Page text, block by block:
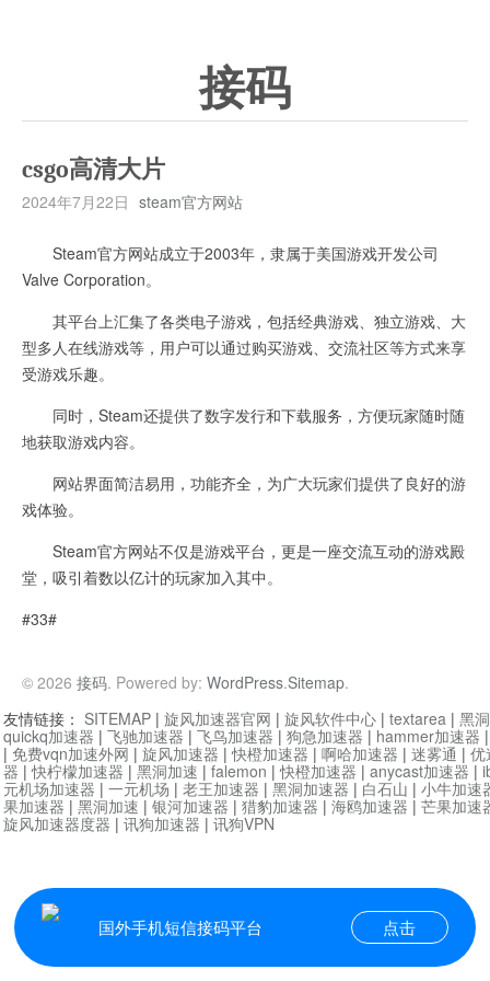
接码
csgo高清大片
2024年7月22日 steam官方网站
Steam官方网站成立于2003年，隶属于美国游戏开发公司
Valve Corporation。
其平台上汇集了各类电子游戏，包括经典游戏、独立游戏、大
型多人在线游戏等，用户可以通过购买游戏、交流社区等方式来享
受游戏乐趣。
同时，Steam还提供了数字发行和下载服务，方便玩家随时随
地获取游戏内容。
网站界面简洁易用，功能齐全，为广大玩家们提供了良好的游
戏体验。
Steam官方网站不仅是游戏平台，更是一座交流互动的游戏殿
堂，吸引着数以亿计的玩家加入其中。
#33#
© 2026 接码. Powered by: WordPress.Sitemap.
国外手机短信接码平台 点击
友情链接： SITEMAP | 旋风加速器官网 | 旋风软件中心 | textarea | 黑
quickq加速器 | 飞驰加速器 | 飞鸟加速器 | 狗急加速器 | hammer加速器
| 免费vqn加速外网 | 旋风加速器 |快橙加速器 | 啊哈加速器 | 迷雾通 | 优
器 |快柠檬加速器 | 黑洞加速 | falemon |快橙加速器 | anycast加速器 |
元机场加速器 | 一元机场 | 老王加速器 | 黑洞加速器 | 白石山 | 小牛加速
果加速器 | 黑洞加速 | 银河加速器 | 猎豹加速器 | 海鸥加速器 | 芒果加速
旋风加速器度器 | 讯狗加速器 | 讯狗VPN